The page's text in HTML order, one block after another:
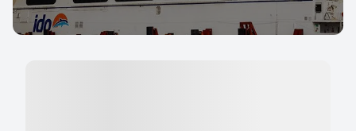
Location de voitures Ido